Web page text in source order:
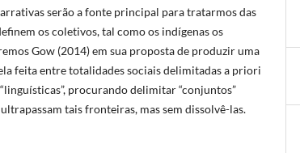
serão a fonte principal para tratarmos das
os coletivos, tal como os indígenas os
Gow (2014) em sua proposta de produzir uma
feita entre totalidades sociais delimitadas a priori
procurando delimitar “conjuntos”
tais fronteiras, mas sem dissolvê-las.